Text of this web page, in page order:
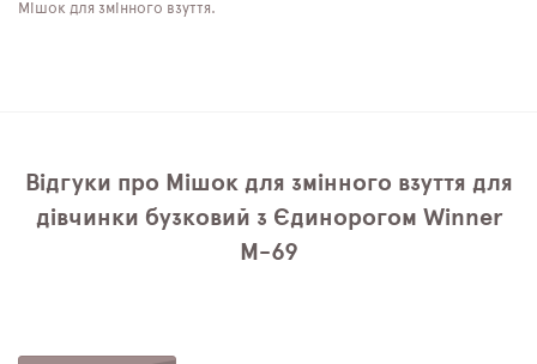
Мішок для змінного взуття.
Відгуки про Мішок для змінного взуття для
дівчинки бузковий з Єдинорогом Winner
M-69